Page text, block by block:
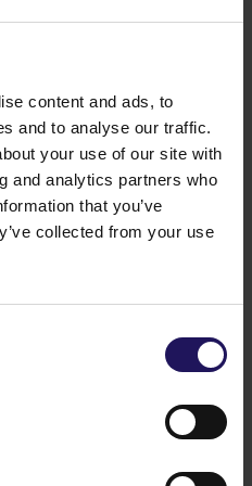
content and ads, to
and to analyse our traffic.
your use of our site with
and analytics partners who
that you’ve
collected from your use
tysięcy dwieście
serii B o wartości
groszy) każda;
pięć tysięcy
serii B1 o wartości
groszy) każda;
trzysta pięćdziesiąt
akcji serii C
dziewięćset
10 gr. (dziesięć
milionów sześćset
sto pięćdziesiąt) akcji